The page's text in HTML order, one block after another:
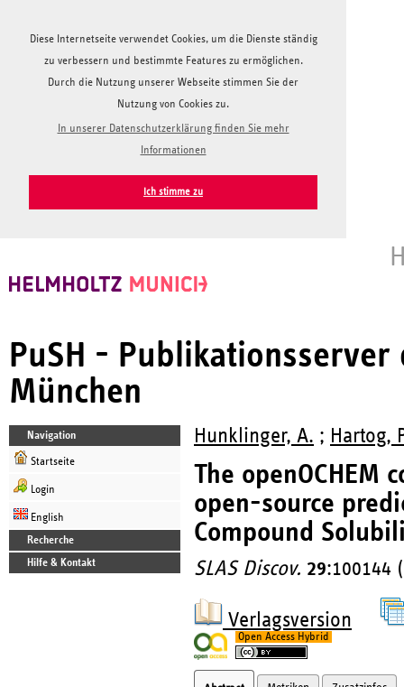
Diese Internetseite verwendet Cookies, um die Dienste ständig
zu verbessern und bestimmte Features zu ermöglichen.
Durch die Nutzung unserer Webseite stimmen Sie der
Nutzung von Cookies zu.
In unserer Datenschutzerklärung finden Sie mehr
Informationen
Ich stimme zu
PuSH -
München
Navigation
Startseite
Login
English
Recherche
Hilfe & Kontakt
Hunklinger, A. ; Hartog,
The openOCHEM
open-source
Compound
SLAS Discov. 29:100144
Verlagsversion
Open Access Hybrid